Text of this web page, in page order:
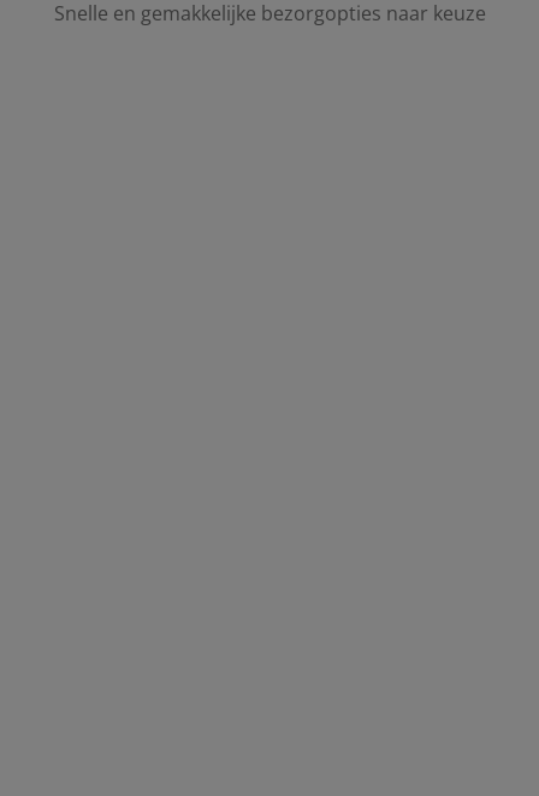
Snelle en gemakkelijke bezorgopties naar keuze